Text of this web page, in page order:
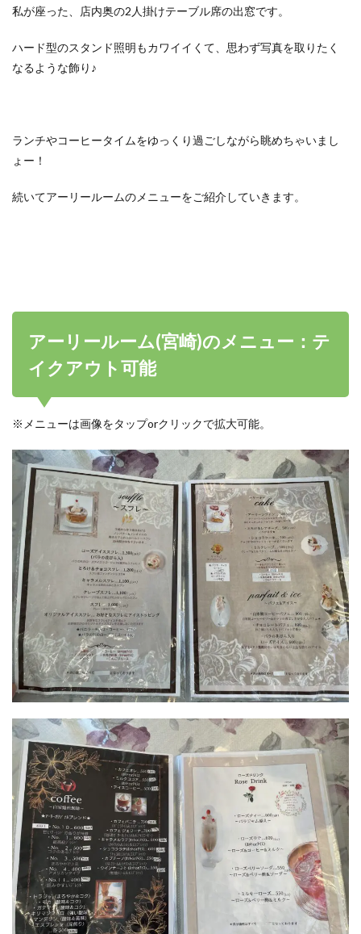
私が座った、店内奥の2人掛けテーブル席の出窓です。
ハード型のスタンド照明もカワイイくて、思わず写真を取りたく
なるような飾り♪
ランチやコーヒータイムをゆっくり過ごしながら眺めちゃいまし
ょー！
続いてアーリールームのメニューをご紹介していきます。
アーリールーム(宮崎)のメニュー：テ
イクアウト可能
※メニューは画像をタップorクリックで拡大可能。